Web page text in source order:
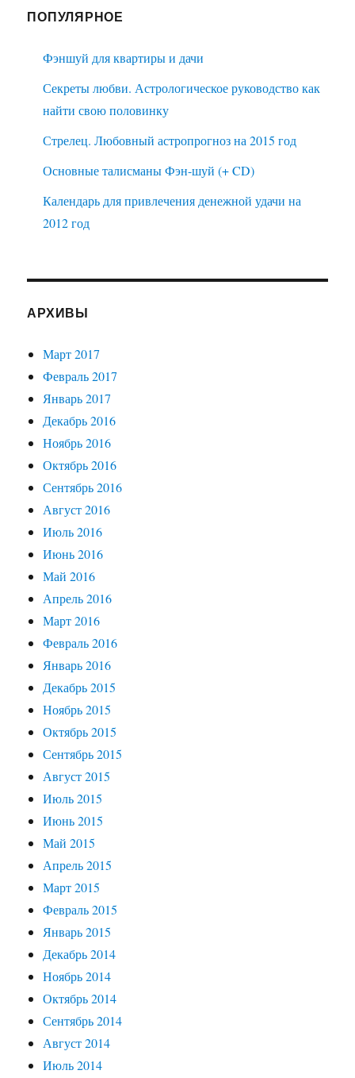
ПОПУЛЯРНОЕ
Фэншуй для квартиры и дачи
Секреты любви. Астрологическое руководство как
найти свою половинку
Стрелец. Любовный астропрогноз на 2015 год
Основные талисманы Фэн-шуй (+ CD)
Календарь для привлечения денежной удачи на
2012 год
АРХИВЫ
Март 2017
Февраль 2017
Январь 2017
Декабрь 2016
Ноябрь 2016
Октябрь 2016
Сентябрь 2016
Август 2016
Июль 2016
Июнь 2016
Май 2016
Апрель 2016
Март 2016
Февраль 2016
Январь 2016
Декабрь 2015
Ноябрь 2015
Октябрь 2015
Сентябрь 2015
Август 2015
Июль 2015
Июнь 2015
Май 2015
Апрель 2015
Март 2015
Февраль 2015
Январь 2015
Декабрь 2014
Ноябрь 2014
Октябрь 2014
Сентябрь 2014
Август 2014
Июль 2014